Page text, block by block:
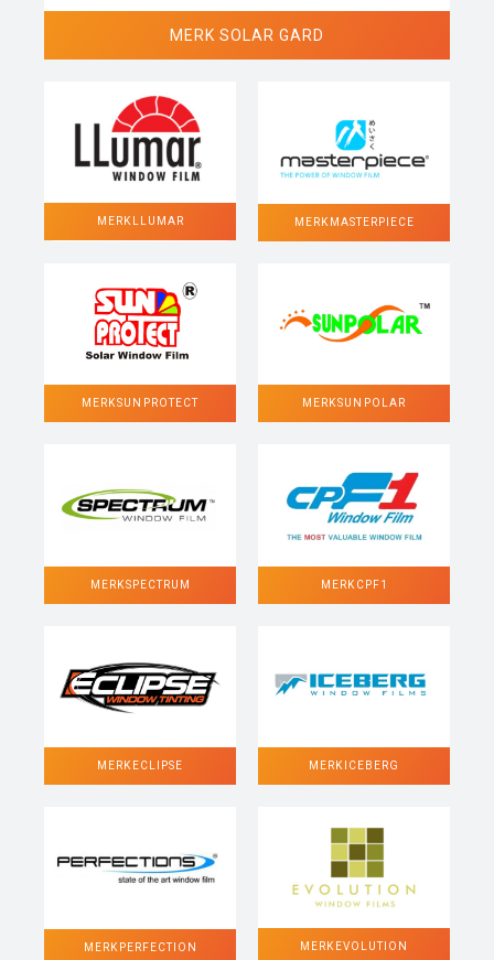
MERK SOLAR GARD
MERK LLUMAR MERK MASTERPIECE
MERK SUN PROTECT MERK SUN POLAR
MERK SPECTRUM MERK CPF1
MERK ECLIPSE MERK ICEBERG
MERK PERFECTION MERK EVOLUTION